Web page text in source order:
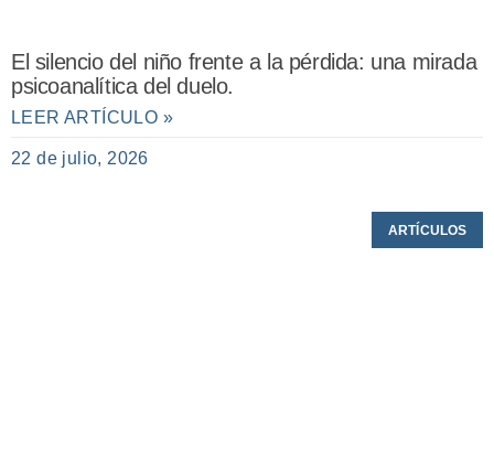
El silencio del niño frente a la pérdida: una mirada
psicoanalítica del duelo.
LEER ARTÍCULO »
22 de julio, 2026
ARTÍCULOS